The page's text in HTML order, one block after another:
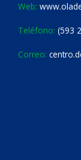
Web:
Teléfono: (593
Correo: